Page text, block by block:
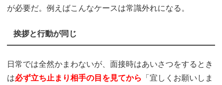
が必要だ。例えばこんなケースは常識外れになる。
挨拶と行動が同じ
日常では全然かまわないが、面接時はあいさつをするとき
は必ず立ち止まり相手の目を見てから
「宜しくお願いしま